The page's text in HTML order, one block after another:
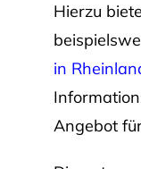
Hierzu
in
Angebot